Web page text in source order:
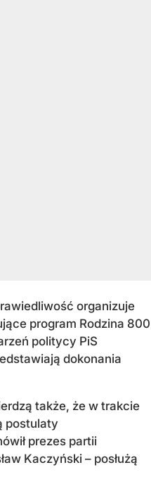
organizuje
program Rodzina 800
politycy PiS
dokonania
także, że w trakcie
postulaty
prezes partii
Kaczyński – posłużą